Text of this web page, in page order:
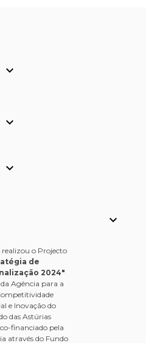




realizou o Projecto
de
2024"
Agência para a
e Inovação do
das Astúrias
co-financiado pela
através do Fundo